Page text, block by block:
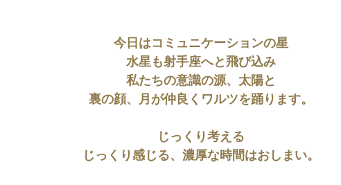
今日はコミュニケーションの星
水星も射手座へと飛び込み
私たちの意識の源、太陽と
裏の顔、月が仲良くワルツを踊ります。
じっくり考える
じっくり感じる、濃厚な時間はおしまい。